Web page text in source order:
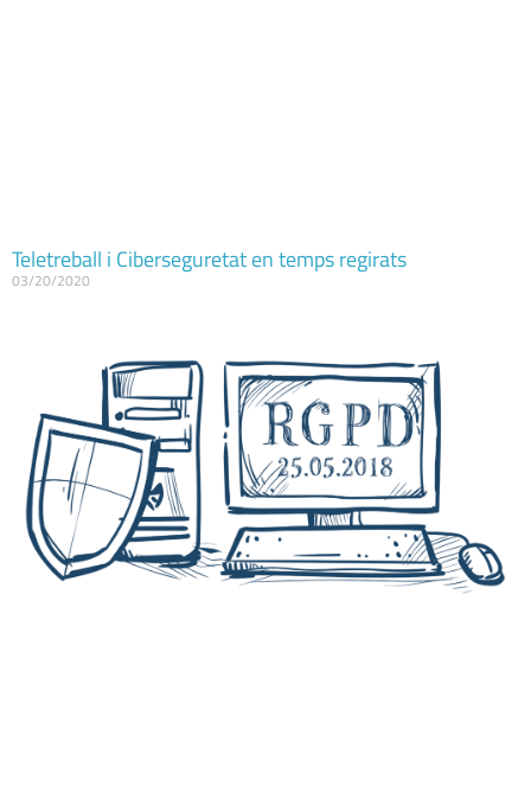
Teletreball i Ciberseguretat en temps regirats
03/20/2020